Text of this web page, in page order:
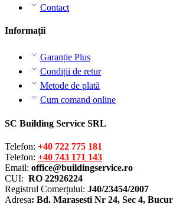
Contact
Informații
Garanție Plus
Condiții de retur
Metode de plată
Cum comand online
SC Building Service SRL
Telefon: +40 722 775 181
Telefon: +40 743 171 143
Email: office@buildingservice.ro
CUI: RO 22926224
Registrul Comerțului: J40/23454/2007
Adresa: Bd. Marasesti Nr 24, Sec 4,